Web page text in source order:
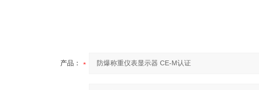
产品：